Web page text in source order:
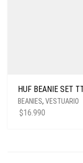
HUF BEANIE SET
BEANIES, VESTUARIO
$16.990